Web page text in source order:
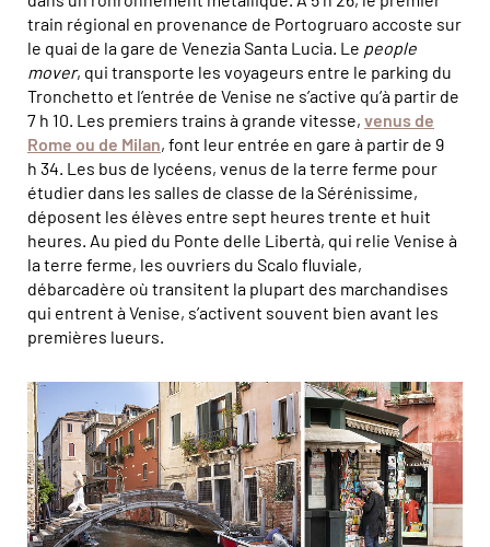
train régional en provenance de Portogruaro accoste sur
le quai de la gare de Venezia Santa Lucia. Le people
mover, qui transporte les voyageurs entre le parking du
Tronchetto et l’entrée de Venise ne s’active qu’à partir de
7 h 10. Les premiers trains à grande vitesse, venus de
Rome ou de Milan, font leur entrée en gare à partir de 9
h 34. Les bus de lycéens, venus de la terre ferme pour
étudier dans les salles de classe de la Sérénissime,
déposent les élèves entre sept heures trente et huit
heures. Au pied du Ponte delle Libertà, qui relie Venise à
la terre ferme, les ouvriers du Scalo fluviale,
débarcadère où transitent la plupart des marchandises
qui entrent à Venise, s’activent souvent bien avant les
premières lueurs.